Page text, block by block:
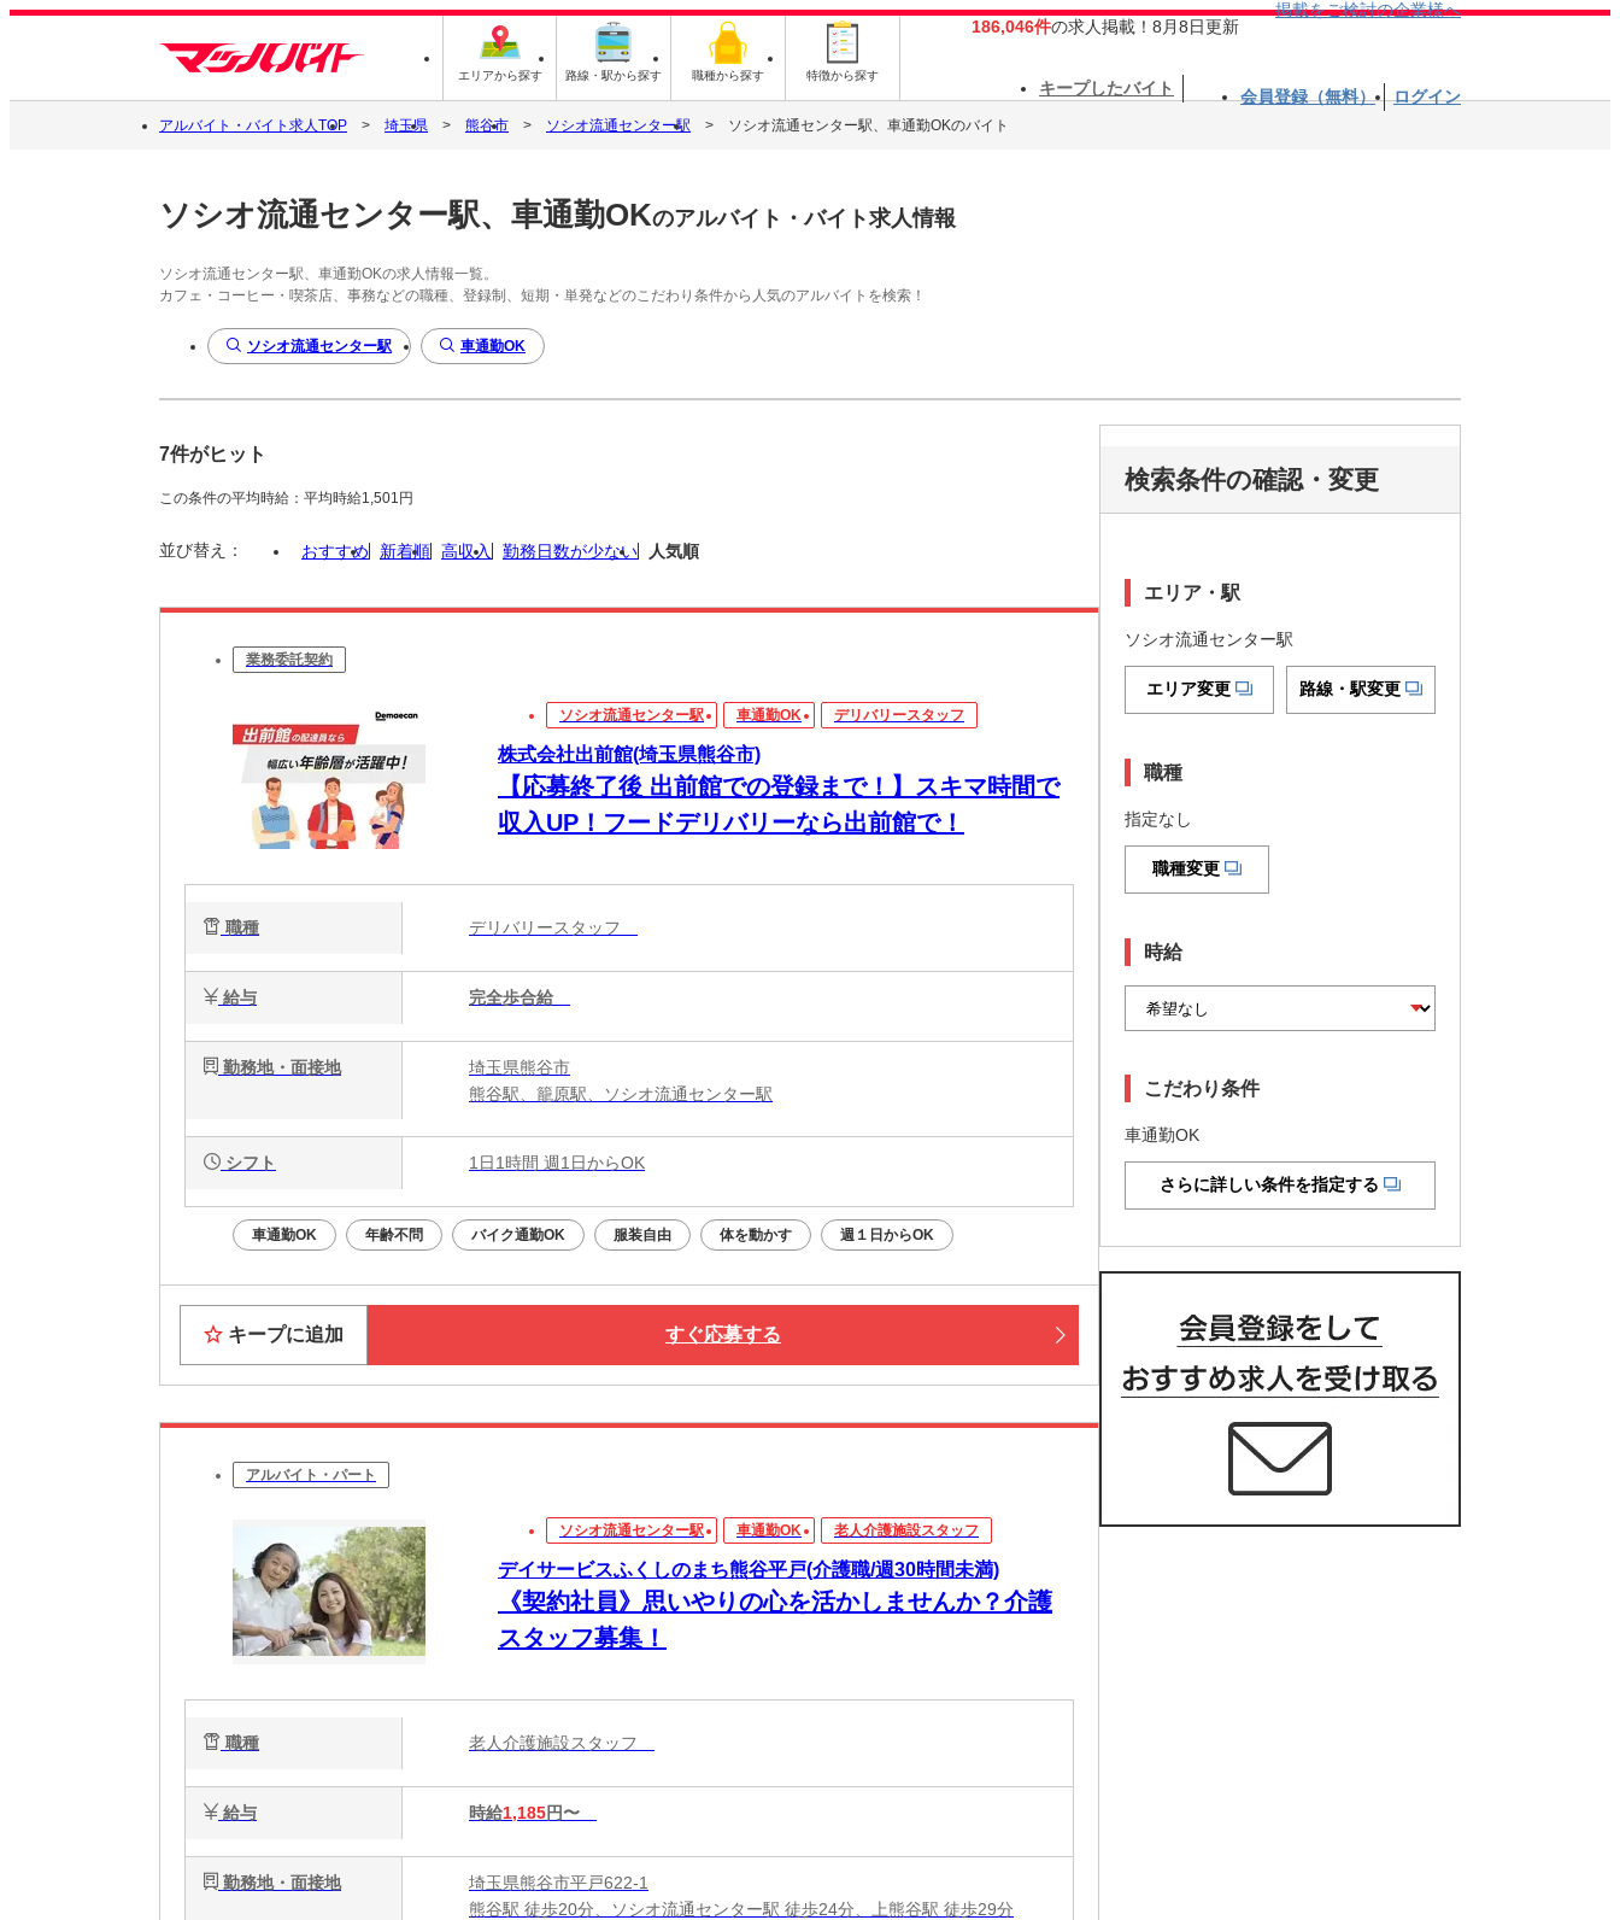
エリアから探す 路線・駅から探す 職種から探す 特徴から探す
186,046件の求人掲載！8月8日更新
掲載をご検討の企業様へ
キープしたバイト 会員登録（無料） ログイン
アルバイト・バイト求人TOP 埼玉県 熊谷市 ソシオ流通センター駅 ソシオ流通センター駅、車通勤OKのバイト
ソシオ流通センター駅、車通勤OKのアルバイト・バイト求人情報
ソシオ流通センター駅、車通勤OKの求人情報一覧。
カフェ・コーヒー・喫茶店、事務などの職種、登録制、短期・単発などのこだわり条件から人気のアルバイトを検索！
ソシオ流通センター駅 車通勤OK
7件がヒット
この条件の平均時給：平均時給1,501円
並び替え： おすすめ 新着順 高収入 勤務日数が少ない 人気順
業務委託契約
ソシオ流通センター駅 車通勤OK デリバリースタッフ
株式会社出前館(埼玉県熊谷市)
【応募終了後 出前館での登録まで！】スキマ時間で
収入UP！フードデリバリーなら出前館で！
職種 デリバリースタッフ
給与 完全歩合給
勤務地・面接地
埼玉県熊谷市
熊谷駅、籠原駅、ソシオ流通センター駅
シフト 1日1時間 週1日からOK
車通勤OK 年齢不問 バイク通勤OK 服装自由 体を動かす 週１日からOK
キープに追加 すぐ応募する
アルバイト・パート
ソシオ流通センター駅 車通勤OK 老人介護施設スタッフ
デイサービスふくしのまち熊谷平戸(介護職/週30時間未満)
《契約社員》思いやりの心を活かしませんか？介護
スタッフ募集！
職種 老人介護施設スタッフ
給与 時給1,185円〜
勤務地・面接地
埼玉県熊谷市平戸622-1
熊谷駅 徒歩20分、ソシオ流通センター駅 徒歩24分、上熊谷駅 徒歩29分
検索条件の確認・変更
エリア・駅
ソシオ流通センター駅
エリア変更 路線・駅変更
職種
指定なし
職種変更
時給
こだわり条件
車通勤OK
さらに詳しい条件を指定する